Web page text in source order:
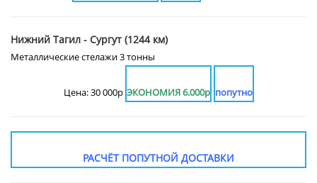
Нижний Тагил - Сургут (1244 км)
Металлические стелажи 3 тонны
Цена: 30 000р ЭКОНОМИЯ 6.000р попутно
РАСЧЁТ ПОПУТНОЙ ДОСТАВКИ